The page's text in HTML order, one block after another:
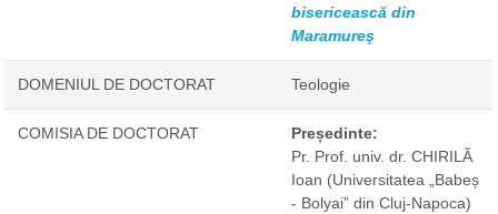
bisericească din
Maramureş
DOMENIUL DE DOCTORAT Teologie
COMISIA DE DOCTORAT
Președinte:
Pr. Prof. univ. dr. CHIRILĂ
Ioan (Universitatea „Babeș
- Bolyai” din Cluj-Napoca)